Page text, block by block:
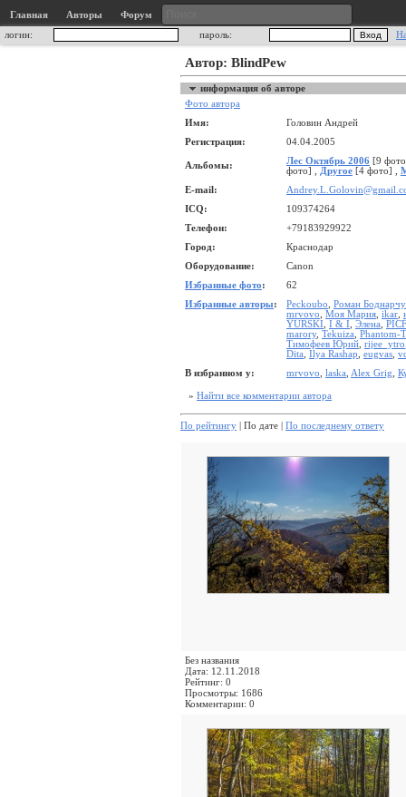
Главная Авторы
Форум
логин:
пароль:
Автор: BlindPew
информация об авторе
Фото автора
Имя:
Головин Андрей
Регистрация:
04.04.2005
Альбомы: Лес Октябрь 2006 [9
фото] , Другое [4 фото] ,
E-mail:
ICQ:
109374264
Телефон:
+79183929922
Город:
Краснодар
Оборудование:
Canon
Избранные фото:
62
Избранные авторы: Peckoubo
Роман
mrvovo
Моя Мария ikar
YURSKI
I & I Элена
PICF
marory, Tekuiza
Phantom-
Тимофеев Юрий rijee_ytro
Dita
Ilya Rashap eugvas
В избранном у:
mrvovo laska Alex Grig
» Найти все комментарии автора
По рейтингу | По дате | По последнему ответу
Без названия
Дата: 12.11.2018
Рейтинг: 0
Просмотры: 1686
Комментарии: 0